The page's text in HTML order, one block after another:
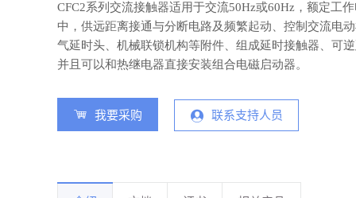
CFC2系列交流接触器适用于交流50Hz或60Hz，额定工
中，供远距离接通与分断电路及频繁起动、控制交流电
气延时头、机械联锁机构等附件、组成延时接触器、可
并且可以和热继电器直接安装组合电磁启动器。
我要采购 联系支持人员